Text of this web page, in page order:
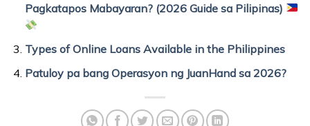
Pagkatapos Mabayaran? (2026 Guide sa Pilipinas)
Types of Online Loans Available in the Philippines
Patuloy pa bang Operasyon ng JuanHand sa 2026?